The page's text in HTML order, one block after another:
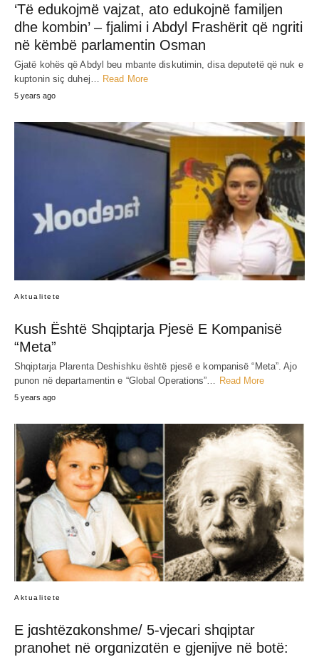
‘Të edukojmë vajzat, ato edukojnë familjen
dhe kombin’ – fjalimi i Abdyl Frashërit që ngriti
në këmbë parlamentin Osman
Gjatë kohës që Abdyl beu mbante diskutimin, disa deputetë që nuk e
kuptonin siç duhej…
Read More
5 years ago
Aktualitete
Kush Është Shqiptarja Pjesë E Kompanisë
“Meta”
Shqiptarja Plarenta Deshishku është pjesë e kompanisë “Meta”. Ajo
punon në departamentin e “Global Operations”… Read More
5 years ago
Aktualitete
E jɑshtëzɑkonshme/ 5-vjecari shqiptar
pranohet në orgɑnizɑtën e gjenijve në botë: